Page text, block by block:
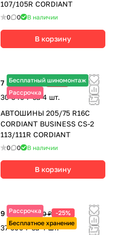
107/105R CORDIANT
0 0 В наличии
В корзину
Бесплатный шиномонтаж
Рассрочка
7 585 ₽8 720 ₽ -13%
30 340 ₽ за 4 шт.
АВТОШИНЫ 205/75 R16C
CORDIANT BUSINESS CS-2
113/111R CORDIANT
0 0 В наличии
В корзину
Рассрочка
Бесплатное хранение
9 400 ₽12 530 ₽ -25%
37 600 ₽ за 4 шт.